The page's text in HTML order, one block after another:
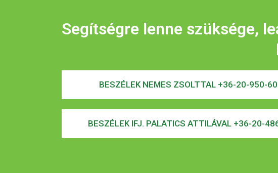
Segítségre lenne szüksége,
BESZÉLEK NEMES ZSOLTTAL +36-20-950-
BESZÉLEK IFJ. PALATICS ATTILÁVAL +36-20-